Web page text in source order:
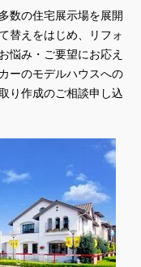
数の住宅展示場を展開
替えをはじめ、リフォ
悩み・ご要望にお応え
ーのモデルハウスへの
り作成のご相談申し込